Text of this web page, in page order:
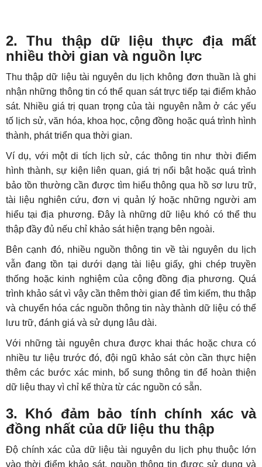
2. Thu thập dữ liệu thực địa mất
nhiều thời gian và nguồn lực
Thu thập dữ liệu tài nguyên du lịch không đơn thuần là ghi
nhận những thông tin có thể quan sát trực tiếp tại điểm khảo
sát. Nhiều giá trị quan trọng của tài nguyên nằm ở các yếu
tố lịch sử, văn hóa, khoa học, cộng đồng hoặc quá trình hình
thành, phát triển qua thời gian.
Ví dụ, với một di tích lịch sử, các thông tin như thời điểm
hình thành, sự kiện liên quan, giá trị nổi bật hoặc quá trình
bảo tồn thường cần được tìm hiểu thông qua hồ sơ lưu trữ,
tài liệu nghiên cứu, đơn vị quản lý hoặc những người am
hiểu tại địa phương. Đây là những dữ liệu khó có thể thu
thập đầy đủ nếu chỉ khảo sát hiện trạng bên ngoài.
Bên cạnh đó, nhiều nguồn thông tin về tài nguyên du lịch
vẫn đang tồn tại dưới dạng tài liệu giấy, ghi chép truyền
thống hoặc kinh nghiệm của cộng đồng địa phương. Quá
trình khảo sát vì vậy cần thêm thời gian để tìm kiếm, thu thập
và chuyển hóa các nguồn thông tin này thành dữ liệu có thể
lưu trữ, đánh giá và sử dụng lâu dài.
Với những tài nguyên chưa được khai thác hoặc chưa có
nhiều tư liệu trước đó, đội ngũ khảo sát còn cần thực hiện
thêm các bước xác minh, bổ sung thông tin để hoàn thiện
dữ liệu thay vì chỉ kế thừa từ các nguồn có sẵn.
3. Khó đảm bảo tính chính xác và
đồng nhất của dữ liệu thu thập
Độ chính xác của dữ liệu tài nguyên du lịch phụ thuộc lớn
vào thời điểm khảo sát, nguồn thông tin được sử dụng và